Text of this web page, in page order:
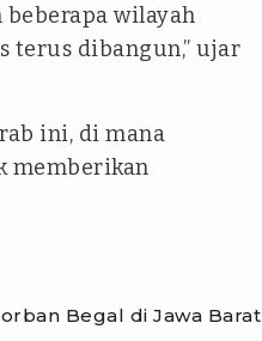
wilayah
dibangun,” ujar
ini, di mana
memberikan
Begal di Jawa Barat